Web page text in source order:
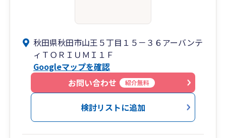
秋田県秋田市山王５丁目１５－３６アーバンテ
ィＴＯＲＩＵＭＩ１Ｆ
Googleマップを確認
お問い合わせ
紹介無料
検討リストに追加